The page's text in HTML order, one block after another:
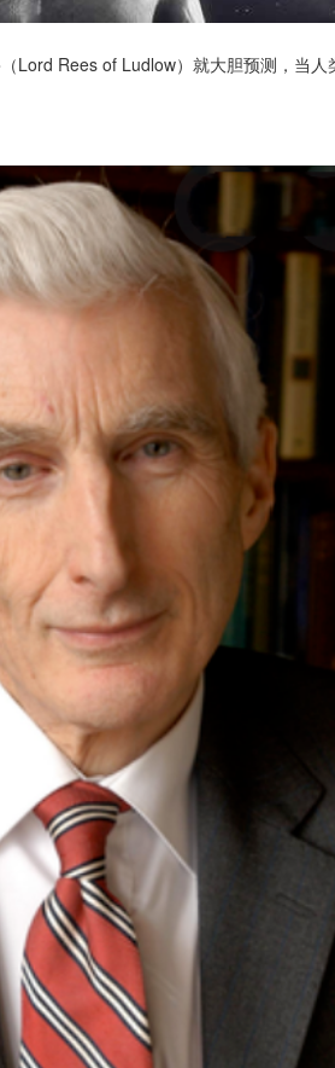
Lord Rees of Ludlow）就大胆预测，当人